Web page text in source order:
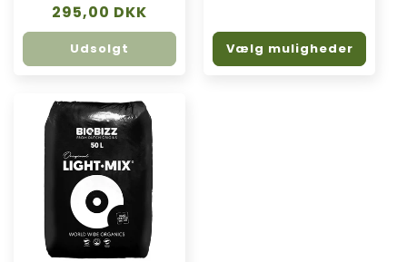
Normalpris
295,00 DKK
Udsolgt Vælg muligheder